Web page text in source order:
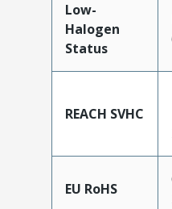
Low-
Halogen
Status
REACH SVHC
EU RoHS